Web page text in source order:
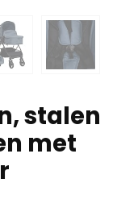
stalen
met